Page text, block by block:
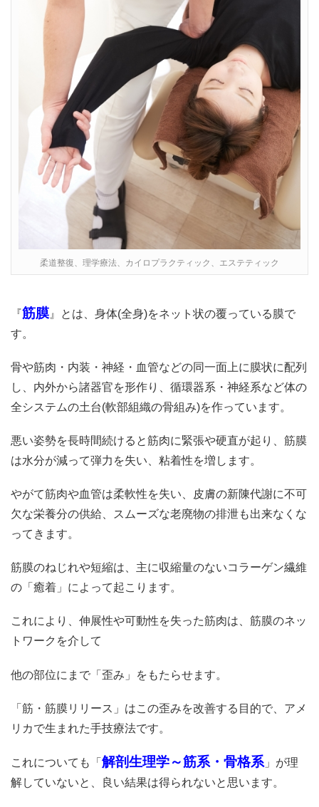
柔道整復、理学療法、カイロプラクティック、エステティック
『筋膜 』とは、身体(全身)をネット状の覆っている膜で
す。
骨や筋肉・内装・神経・血管などの同一面上に膜状に配列
し、内外から諸器官を形作り、循環器系・神経系など体の
全システムの土台(軟部組織の骨組み)を作っています。
悪い姿勢を長時間続けると筋肉に緊張や硬直が起り、筋膜
は水分が減って弾力を失い、粘着性を増します。
やがて筋肉や血管は柔軟性を失い、皮膚の新陳代謝に不可
欠な栄養分の供給、スムーズな老廃物の排泄も出来なくな
ってきます。
筋膜のねじれや短縮は、主に収縮量のないコラーゲン繊維
の「癒着」によって起こります。
これにより、伸展性や可動性を失った筋肉は、筋膜のネッ
トワークを介して
他の部位にまで「歪み」をもたらせます。
「筋・筋膜リリース」はこの歪みを改善する目的で、アメ
リカで生まれた手技療法です。
これについても「 解剖生理学～筋系・骨格系 」が理
解していないと、良い結果は得られないと思います。